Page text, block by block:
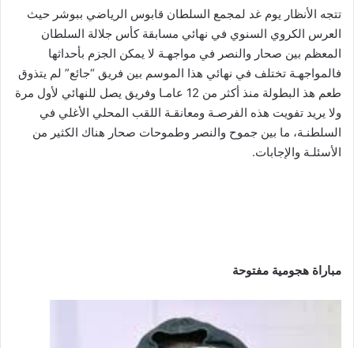
تتجه الأنظار يوم غد لمجمع السلطان قابوس الرياضي ببوشر حيث
العرس الكروي السنوي في نهائي مسابقة كأس جلالة السلطان
المعظم بين صحار والنصر في مواجهـة لا يمكن الجزم بأحداثها
فالمواجهـة تختلف في نهائي هذا الموسم بين فريق “جائع” لم يتذوق
طعم هذ البطولة منذ أكثر من 12 عامـا وفريق يصل للنهائي لأول مرة
ولا يريد تفويت هذه الفرصـة ومعانقـة اللقب المحلي الأغلي في
السلطنـة، ما بين جموح والنصر وطموحات صحار هناك الكثير من
الأسئلـة والإجابات.
مباراة هجومية مفتوحة